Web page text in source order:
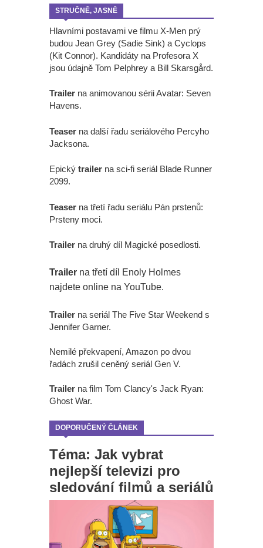
STRUČNĚ, JASNĚ
Hlavními postavami ve filmu X-Men prý
budou Jean Grey (Sadie Sink) a Cyclops
(Kit Connor). Kandidáty na Profesora X
jsou údajně Tom Pelphrey a Bill Skarsgård.
Trailer na animovanou sérii Avatar: Seven
Havens.
Teaser na další řadu seriálového Percyho
Jacksona.
Epický trailer na sci-fi seriál Blade Runner
2099.
Teaser na třetí řadu seriálu Pán prstenů:
Prsteny moci.
Trailer na druhý díl Magické posedlosti.
Trailer na třetí díl Enoly Holmes
najdete online na YouTube.
Trailer na seriál The Five Star Weekend s
Jennifer Garner.
Nemilé překvapení, Amazon po dvou
řadách zrušil ceněný seriál Gen V.
Trailer na film Tom Clancy's Jack Ryan:
Ghost War.
DOPORUČENÝ ČLÁNEK
Téma: Jak vybrat
nejlepší televizi pro
sledování filmů a seriálů